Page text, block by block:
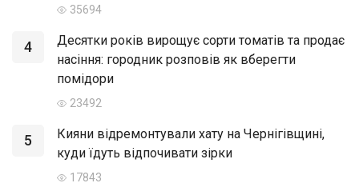
35694
4
Десятки років вирощує сорти томатів та продає
насіння: городник розповів як вберегти
помідори
23492
5
Кияни відремонтували хату на Чернігівщині,
куди їдуть відпочивати зірки
17843